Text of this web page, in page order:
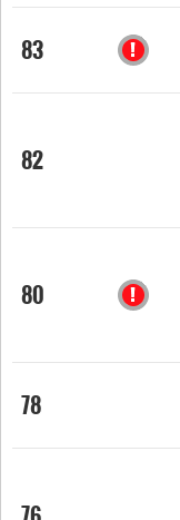
83
82
80
78